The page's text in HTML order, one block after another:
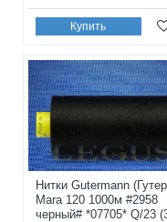
Купить
Нитки Gutermann
Mara 120 1000м #2958
черный# *07705* Q/23